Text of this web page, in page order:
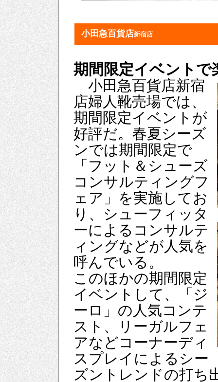
小田急百貨店新宿店
期間限定イベントで
小田急百貨店新宿
店婦人靴売場では、
期間限定イベントが
好評だ。春夏シーズ
ンでは期間限定で
「フット＆シューズ
コンサルティングフ
ェア」を実施してお
り、シューフィッタ
ーによるコンサルテ
ィングなどが人気を
呼んでいる。
このほかの期間限定
イベントして、「ジ
ーロ」の人気コンテ
スト、リーガルフェ
アなどコーナーディ
スプレイによるシー
ズントレンドの打ち